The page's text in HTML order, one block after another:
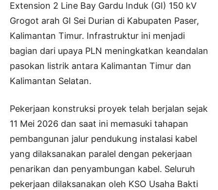
Extension 2 Line Bay Gardu Induk (GI) 150 kV
Grogot arah GI Sei Durian di Kabupaten Paser,
Kalimantan Timur. Infrastruktur ini menjadi
bagian dari upaya PLN meningkatkan keandalan
pasokan listrik antara Kalimantan Timur dan
Kalimantan Selatan.
Pekerjaan konstruksi proyek telah berjalan sejak
11 Mei 2026 dan saat ini memasuki tahapan
pembangunan jalur pendukung instalasi kabel
yang dilaksanakan paralel dengan pekerjaan
penarikan dan penyambungan kabel. Seluruh
pekerjaan dilaksanakan oleh KSO Usaha Bakti